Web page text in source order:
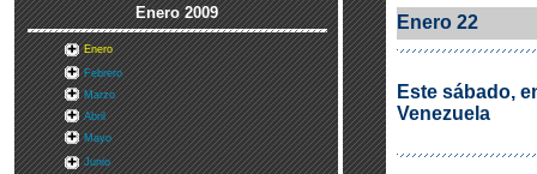
Enero2009
Enero
Febrero
Marzo
Abril
Mayo
Junio
Enero 22
Este sábado,
Venezuela